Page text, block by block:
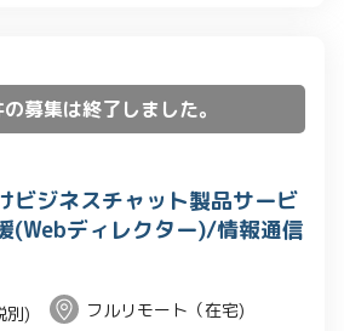
募集は終了しました。
ビジネスチャット製品サービ
(Webディレクター)/情報通信
別)
フルリモート（在宅)